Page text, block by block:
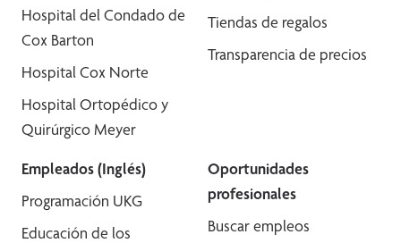
Hospital del Condado de
Cox Barton
Hospital Cox Norte
Hospital Ortopédico y
Quirúrgico Meyer
Tiendas de regalos
Transparencia de precios
Empleados (Inglés)
Programación UKG
Educación de los
Oportunidades
profesionales
Buscar empleos